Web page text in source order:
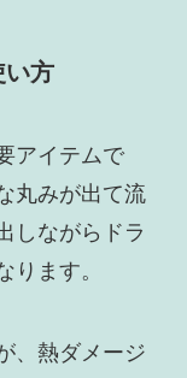
い方
アイテムで
丸みが出て流
しながらドラ
ります。
、熱ダメージ